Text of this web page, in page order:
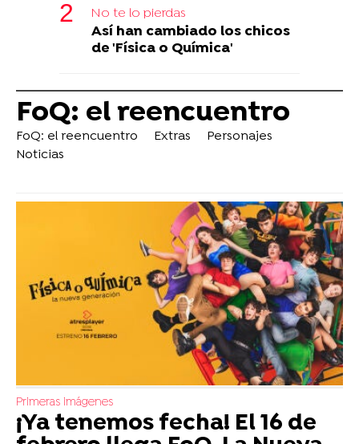
No te lo pierdas
Así han cambiado los chicos
de 'Física o Química'
FoQ: el reencuentro
FoQ: el reencuentro Extras
Personajes
Noticias
Primeras imágenes
¡Ya tenemos fecha! El 16 de